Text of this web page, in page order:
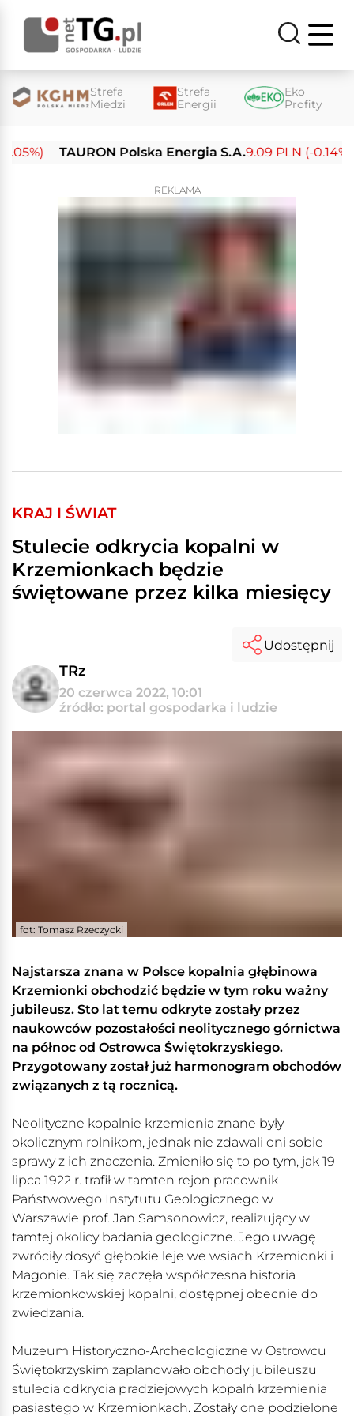
Strefa
Miedzi
Strefa
Energii
Eko
Profity
TAURON Polska Energia S.A.9.09 PLN (-0.14%)
REKLAMA
KRAJ I ŚWIAT
Stulecie odkrycia kopalni w
Krzemionkach będzie
świętowane przez kilka miesięcy
TRz
20 czerwca 2022, 10:01
źródło: portal gospodarka i ludzie
Udostępnij
fot: Tomasz Rzeczycki
Najstarsza znana w Polsce kopalnia głębinowa
Krzemionki obchodzić będzie w tym roku ważny
jubileusz. Sto lat temu odkryte zostały przez
naukowców pozostałości neolitycznego górnictwa
na północ od Ostrowca Świętokrzyskiego.
Przygotowany został już harmonogram obchodów
związanych z tą rocznicą.
Neolityczne kopalnie krzemienia znane były
okolicznym rolnikom, jednak nie zdawali oni sobie
sprawy z ich znaczenia. Zmieniło się to po tym, jak 19
lipca 1922 r. trafił w tamten rejon pracownik
Państwowego Instytutu Geologicznego w
Warszawie prof. Jan Samsonowicz, realizujący w
tamtej okolicy badania geologiczne. Jego uwagę
zwróciły dosyć głębokie leje we wsiach Krzemionki i
Magonie. Tak się zaczęła współczesna historia
krzemionkowskiej kopalni, dostępnej obecnie do
zwiedzania.
Muzeum Historyczno-Archeologiczne w Ostrowcu
Świętokrzyskim zaplanowało obchody jubileuszu
stulecia odkrycia pradziejowych kopalń krzemienia
pasiastego w Krzemionkach. Zostały one podzielone